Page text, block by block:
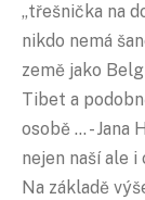
„třešnička na
nikdo nemá
země jako
Tibet a
osobě … - Jana
nejen naší ale
Na základě